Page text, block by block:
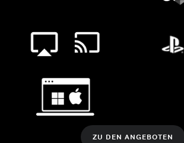
ZU DEN ANGEBOTEN